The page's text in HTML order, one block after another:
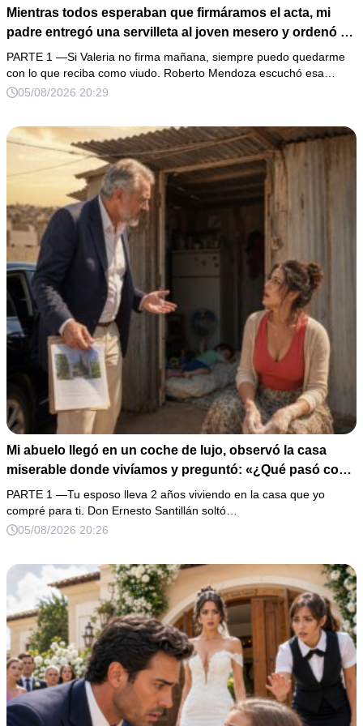
Mientras todos esperaban que firmáramos el acta, mi
padre entregó una servilleta al joven mesero y ordenó en
voz baja: “Solo ella debe leerla”. Al abrirla, descubrí que
el hombre con quien llevaba 3 años planeaba usar mi
firma y mis propiedades. Me levanté con calma, pedí
cambió toda la boda.
PARTE 1 —Si Valeria no firma mañana, siempre puedo quedarme
con lo que reciba como viudo. Roberto Mendoza escuchó esa…
05/08/2026 20:29
Mi abuelo llegó en un coche de lujo, observó la casa
miserable donde vivíamos y preguntó: «¿Qué pasó con
la propiedad de 28 millones que compré para ti?». Yo
susurré: «Nunca me hablaron de ella». Esa misma noche
descubrí a mi esposo cenando con su amante, así que
su celebración.
PARTE 1 —Tu esposo lleva 2 años viviendo en la casa que yo
compré para ti. Don Ernesto Santillán soltó…
05/08/2026 20:26